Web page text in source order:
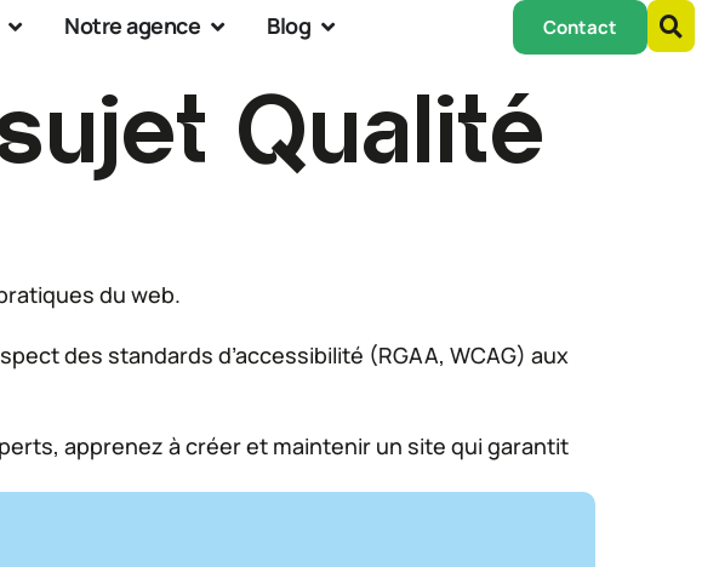
Notre agence Blog Contact
Qualité
du web.
des standards d’accessibilité (RGAA, WCAG) aux
apprenez à créer et maintenir un site qui garantit